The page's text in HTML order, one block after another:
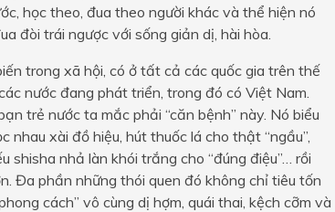
học theo, đua theo người khác và thể hiện nó
đòi trái ngược với sống giản dị, hài hòa.
trong xã hội, có ở tất cả các quốc gia trên thế
nước đang phát triển, trong đó có Việt Nam.
trẻ nước ta mắc phải “căn bệnh” này. Nó biểu
nhau xài đồ hiệu, hút thuốc lá cho thật “ngầu”,
shisha nhả làn khói trắng cho “đúng điệu”… rồi
Đa phần những thói quen đó không chỉ tiêu tốn
cách” vô cùng dị hợm, quái thai, kệch cỡm và